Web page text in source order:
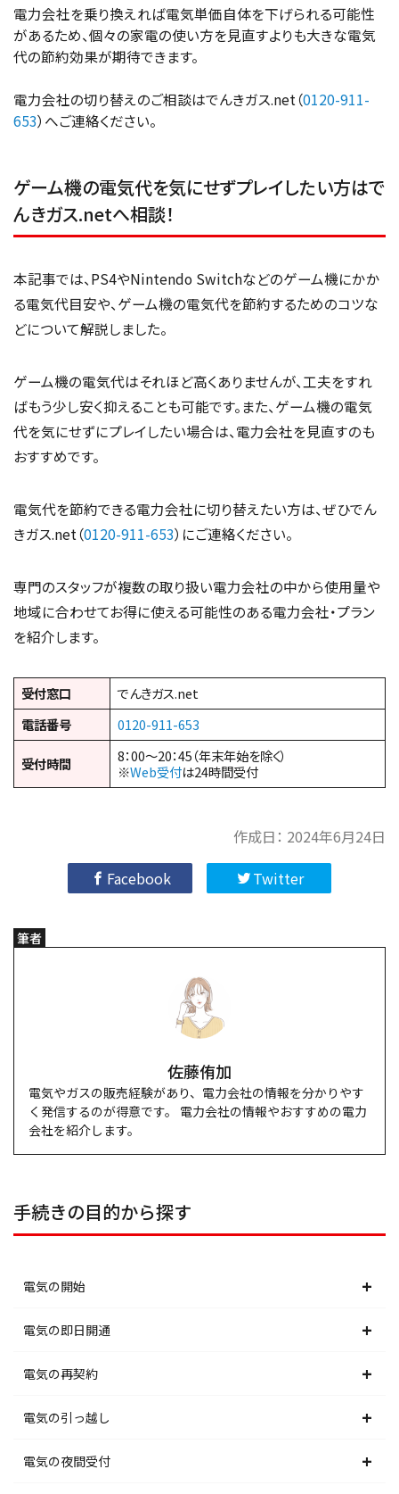
電力会社を乗り換えれば電気単価自体を下げられる可能性
があるため、個々の家電の使い方を見直すよりも大きな電気
代の節約効果が期待できます。
電力会社の切り替えのご相談はでんきガス.net（0120-911-
653）へご連絡ください。
ゲーム機の電気代を気にせずプレイしたい方はで
んきガス.netへ相談！
本記事では、PS4やNintendo Switchなどのゲーム機にかか
る電気代目安や、ゲーム機の電気代を節約するためのコツな
どについて解説しました。
ゲーム機の電気代はそれほど高くありませんが、工夫をすれ
ばもう少し安く抑えることも可能です。また、ゲーム機の電気
代を気にせずにプレイしたい場合は、電力会社を見直すのも
おすすめです。
電気代を節約できる電力会社に切り替えたい方は、ぜひでん
きガス.net（0120-911-653）にご連絡ください。
専門のスタッフが複数の取り扱い電力会社の中から使用量や
地域に合わせてお得に使える可能性のある電力会社・プラン
を紹介します。
受付窓口
でんきガス.net
電話番号
0120-911-653
受付時間
8：00～20：45（年末年始を除く）
※Web受付は24時間受付
作成日： 2024年6月24日
Facebook
Twitter
筆者
佐藤侑加
電気やガスの販売経験があり、電力会社の情報を分かりやす
く発信するのが得意です。 電力会社の情報やおすすめの電力
会社を紹介します。
手続きの目的から探す
電気の開始
北海道電力エリア
東北電力エリア
東京電力エリア
北陸電力エリア
電気の即日開通
北海道電力エリア
東北電力エリア
東京電力エリア
電気の再契約
北海道電力エリア
東北電力エリア
電気の引っ越し
北海道電力エリア
電気の夜間受付